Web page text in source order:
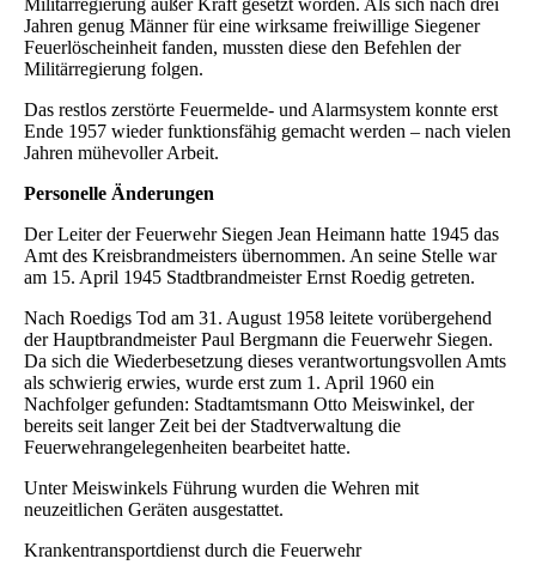
Militärregierung außer Kraft gesetzt worden. Als sich nach drei
Jahren genug Männer für eine wirksame freiwillige Siegener
Feuerlöscheinheit fanden, mussten diese den Befehlen der
Militärregierung folgen.
Das restlos zerstörte Feuermelde- und Alarmsystem konnte erst
Ende 1957 wieder funktionsfähig gemacht werden – nach vielen
Jahren mühevoller Arbeit.
Personelle Änderungen
Der Leiter der Feuerwehr Siegen Jean Heimann hatte 1945 das
Amt des Kreisbrandmeisters übernommen. An seine Stelle war
am 15. April 1945 Stadtbrandmeister Ernst Roedig getreten.
Nach Roedigs Tod am 31. August 1958 leitete vorübergehend
der Hauptbrandmeister Paul Bergmann die Feuerwehr Siegen.
Da sich die Wiederbesetzung dieses verantwortungsvollen Amts
als schwierig erwies, wurde erst zum 1. April 1960 ein
Nachfolger gefunden: Stadtamtsmann Otto Meiswinkel, der
bereits seit langer Zeit bei der Stadtverwaltung die
Feuerwehrangelegenheiten bearbeitet hatte.
Unter Meiswinkels Führung wurden die Wehren mit
neuzeitlichen Geräten ausgestattet.
Krankentransportdienst durch die Feuerwehr